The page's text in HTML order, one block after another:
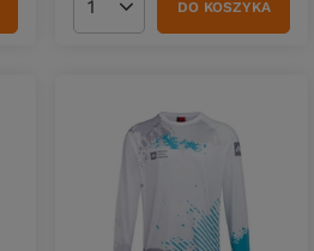
Ilość produktówDO KOSZYKA